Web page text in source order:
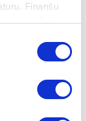
Finanšu
šeit.